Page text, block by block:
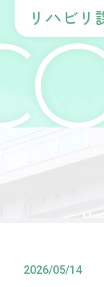
リハビリ
2026/05/14